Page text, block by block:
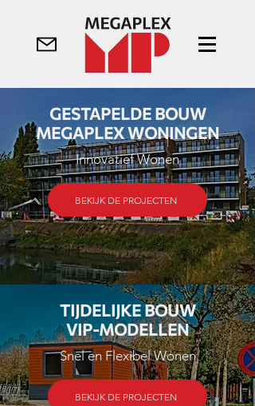
GESTAPELDE BOUW
MEGAPLEX WONINGEN
Innovatief Wonen
BEKIJK DE PROJECTEN
TIJDELIJKE BOUW
VIP-MODELLEN
Snel en Flexibel Wonen
BEKIJK DE PROJECTEN